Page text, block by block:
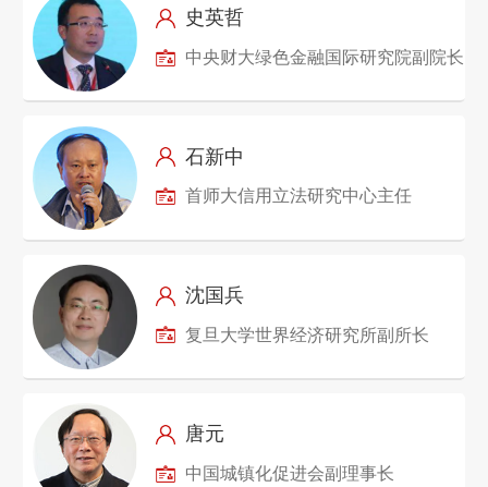
史英哲
中央财大绿色金融国际研究院副院长
石新中
首师大信用立法研究中心主任
沈国兵
复旦大学世界经济研究所副所长
唐元
中国城镇化促进会副理事长